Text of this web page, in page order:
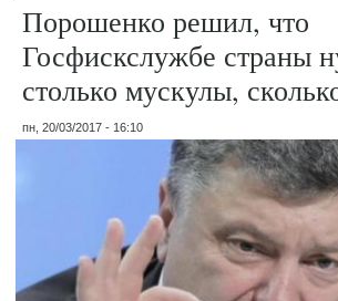
Порошенко решил, что
Госфискслужбе страны
столько мускулы,
пн, 20/03/2017 - 16:10